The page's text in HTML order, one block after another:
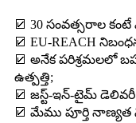
☑ 30 సంవత్సరాల కంటే
☑ EU-REACH
☑ అనేక పరిశ్రమలలో
ఉత్పత్తి;
☑ జస్ట్-ఇన్-టైమ్
☑ మేము పూర్తి నాణ్యత